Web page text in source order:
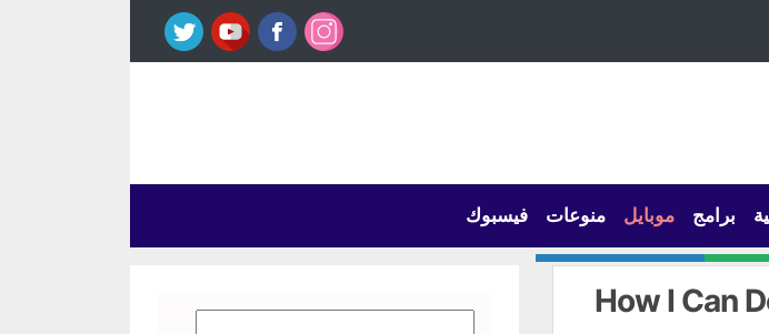
برامج موبايل منوعات فيسبوك
How I Can